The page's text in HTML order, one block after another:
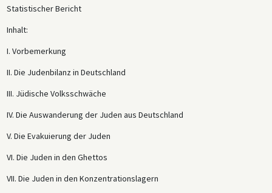
Statistischer Bericht
Inhalt:
I. Vorbemerkung
II. Die Judenbilanz in Deutschland
III. Jüdische Volksschwäche
IV. Die Auswanderung der Juden aus Deutschland
V. Die Evakuierung der Juden
VI. Die Juden in den Ghettos
VII. Die Juden in den Konzentrationslagern